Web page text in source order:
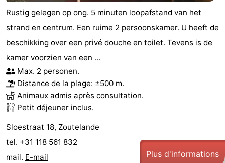
Rustig gelegen op ong. 5 minuten loopafstand van het
strand en centrum. Een ruime 2 persoonskamer. U heeft de
beschikking over een privé douche en toilet. Tevens is de
kamer voorzien van een ...
Max. 2 personen.
Distance de la plage: ±500 m.
Animaux admis après consultation.
Petit déjeuner inclus.
Sloestraat 18, Zoutelande
tel. +31 118 561 832
mail. E-mail Plus d'informations